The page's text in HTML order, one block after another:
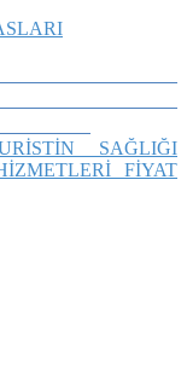
SAĞLIĞI
FİYAT